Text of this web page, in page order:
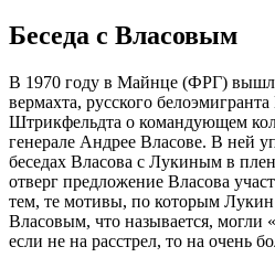
Беседа с Власовым
В 1970 году в Майнце (ФРГ)
вермахта, русского
Штрикфельдта о командующем
генерале Андрее Власове. В ней
беседах Власова с Лукиным в
отверг предложение Власова
тем, те мотивы, по которым Лукин
Власовым, что называется, могли
если не на расстрел, то на очень